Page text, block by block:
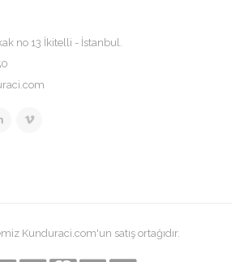
no 13 İkitelli - İstanbul.
Kunduraci.com'un satış ortağıdır.